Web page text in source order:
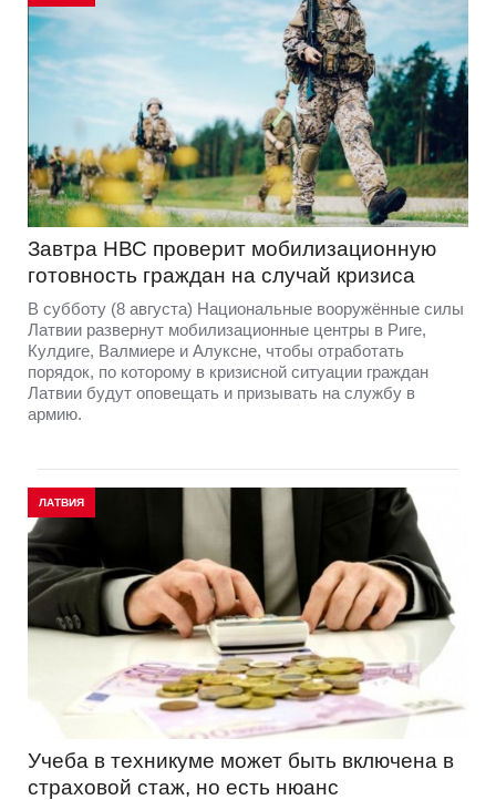
Завтра НВС проверит мобилизационную
готовность граждан на случай кризиса
В субботу (8 августа) Национальные вооружённые силы
Латвии развернут мобилизационные центры в Риге,
Кулдиге, Валмиере и Алуксне, чтобы отработать
порядок, по которому в кризисной ситуации граждан
Латвии будут оповещать и призывать на службу в
армию.
ЛАТВИЯ
Учеба в техникуме может быть включена в
страховой стаж, но есть нюанс